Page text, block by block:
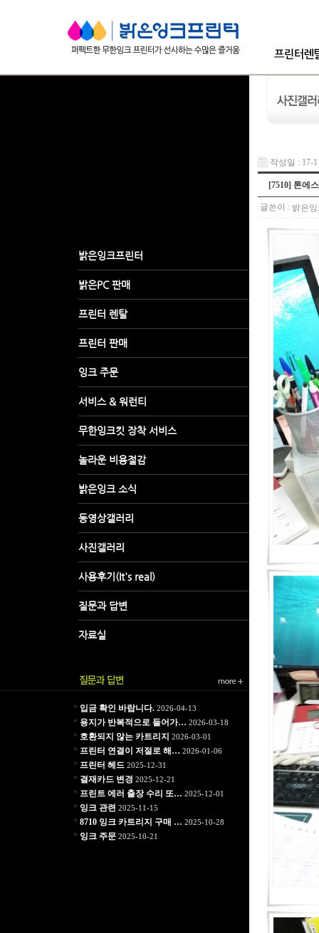
* 입금 확인 바랍니다.2026-04-13
* 용지가 반복적으로 들어가… 2026-03-18
* 호환되지 않는 카트리지 2026-03-01
* 프린터 연결이 저절로 해… 2026-01-06
* 프린터 헤드 2025-12-31
* 결재카드 변경 2025-12-21
* 프린트 에러 출장 수리 또… 2025-12-01
* 잉크 관련 2025-11-15
* 8710 잉크 카트리지 구매 … 2025-10-28
* 잉크 주문2025-10-21
작성일 : 17-
[7510] 톤에
글쓴이 : 밝은잉